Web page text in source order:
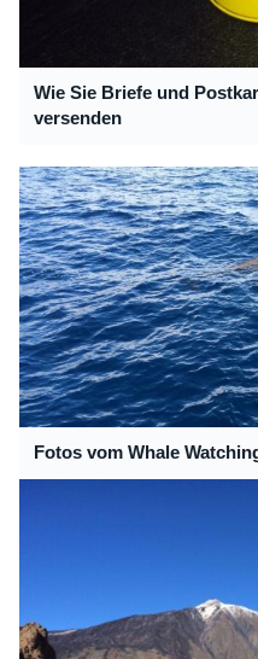
Wie Sie Briefe und
versenden
Fotos vom Whale